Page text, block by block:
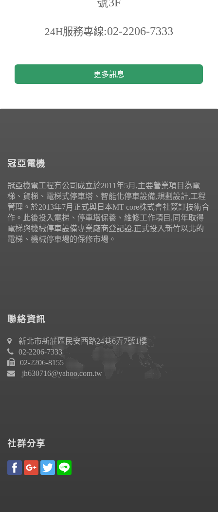
24H服務專線:02-2206-7333
更多訊息
冠亞電機
冠亞機電工程有公司成立於2011年5月,主要營業項目為電
梯、貨梯、電梯式停車塔、智能化停車設備,規劃設計,工程
管理。於2013年7月正式與日本MT core株式會社簽訂技術合
作。此後投入電梯、停車塔保養、維修工作項目,同年取得
電梯與機械停車設備專業廠商登記證,正式投入新竹以北的
電梯、機械停車場的保修市場。
聯絡資訊
新北市新莊區民安西路24巷6弄7號1樓
02-2206-7333
02-2206-8155
jh630716@yahoo.com.tw
社群分享